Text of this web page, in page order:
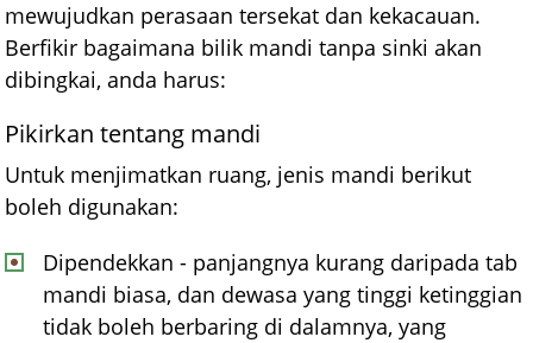
mewujudkan perasaan tersekat dan kekacauan.
Berfikir bagaimana bilik mandi tanpa sinki akan
dibingkai, anda harus:
Pikirkan tentang mandi
Untuk menjimatkan ruang, jenis mandi berikut
boleh digunakan:
Dipendekkan - panjangnya kurang daripada tab
mandi biasa, dan dewasa yang tinggi ketinggian
tidak boleh berbaring di dalamnya, yang